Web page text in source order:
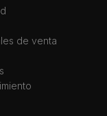
de venta